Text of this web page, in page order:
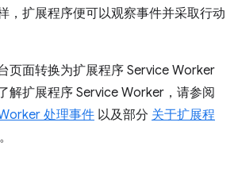
，扩展程序便可以观察事件并采取行动
页面转换为扩展程序 Service Worker
解扩展程序 Service Worker，请参阅
处理事件 以及部分 关于扩展程
。